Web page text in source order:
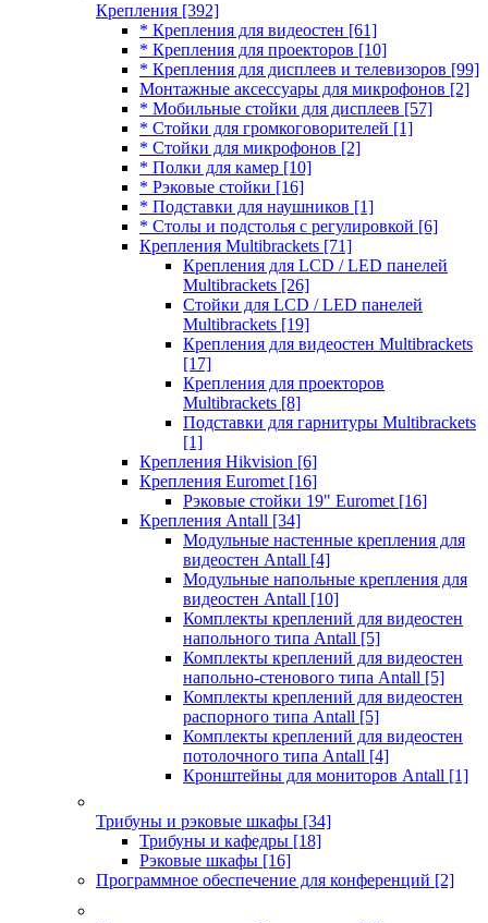
Крепления [392]
* Крепления для видеостен [61]
* Крепления для проекторов [10]
* Крепления для дисплеев и телевизоров [99]
Монтажные аксессуары для микрофонов [2]
* Мобильные стойки для дисплеев [57]
* Стойки для громкоговорителей [1]
* Стойки для микрофонов [2]
* Полки для камер [10]
* Рэковые стойки [16]
* Подставки для наушников [1]
* Столы и подстолья с регулировкой [6]
Крепления Multibrackets [71]
Крепления для LCD / LED панелей
Multibrackets [26]
Стойки для LCD / LED панелей
Multibrackets [19]
Крепления для видеостен Multibrackets
[17]
Крепления для проекторов
Multibrackets [8]
Подставки для гарнитуры Multibrackets
[1]
Крепления Hikvision [6]
Крепления Euromet [16]
Рэковые стойки 19" Euromet [16]
Крепления Antall [34]
Модульные настенные крепления для
видеостен Antall [4]
Модульные напольные крепления для
видеостен Antall [10]
Комплекты креплений для видеостен
напольного типа Antall [5]
Комплекты креплений для видеостен
напольно-стенового типа Antall [5]
Комплекты креплений для видеостен
распорного типа Antall [5]
Комплекты креплений для видеостен
потолочного типа Antall [4]
Кронштейны для мониторов Antall [1]
Трибуны и рэковые шкафы [34]
Трибуны и кафедры [18]
Рэковые шкафы [16]
Программное обеспечение для конференций [2]